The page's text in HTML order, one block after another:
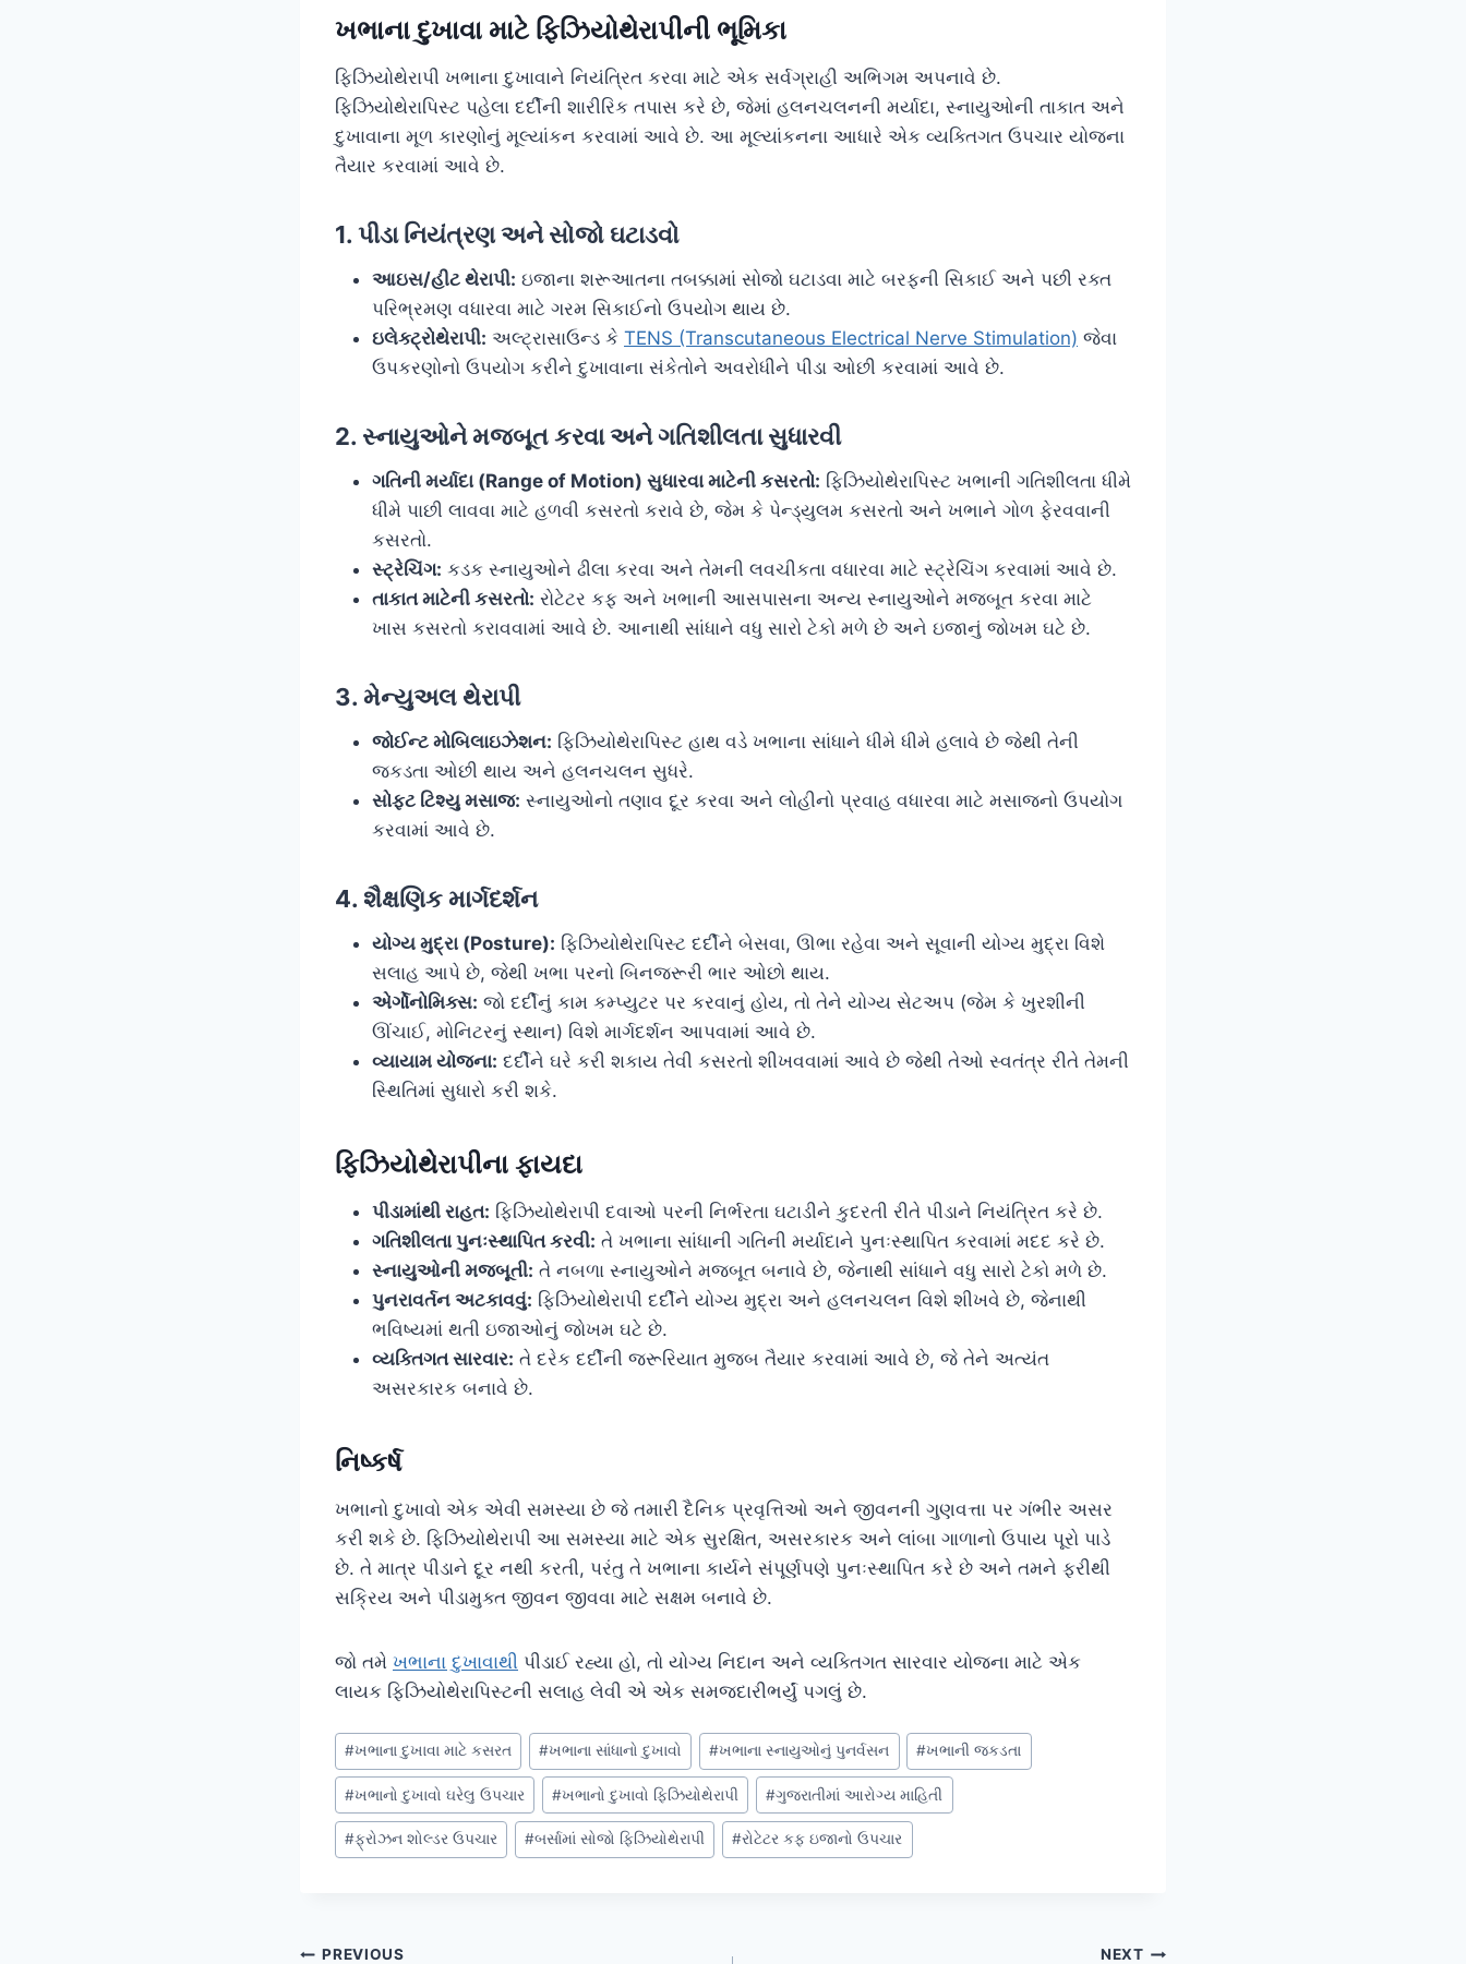
ખભાના દુખાવા માટે ફિઝિયોથેરાપીની ભૂમિકા
ફિઝિયોથેરાપી ખભાના દુખાવાને નિયંત્રિત કરવા માટે એક સર્વગ્રાહી અભિગમ અપનાવે છે.
ફિઝિયોથેરાપિસ્ટ પહેલા દર્દીની શારીરિક તપાસ કરે છે, જેમાં હલનચલનની મર્યાદા, સ્નાયુઓની તાકાત અને
દુખાવાના મૂળ કારણોનું મૂલ્યાંકન કરવામાં આવે છે. આ મૂલ્યાંકનના આધારે એક વ્યક્તિગત ઉપચાર યોજના
તૈયાર કરવામાં આવે છે.
1. પીડા નિયંત્રણ અને સોજો ઘટાડવો
આઇસ/હીટ થેરાપી: ઇજાના શરૂઆતના તબક્કામાં સોજો ઘટાડવા માટે બરફની સિકાઈ અને પછી રક્ત
પરિભ્રમણ વધારવા માટે ગરમ સિકાઈનો ઉપયોગ થાય છે.
ઇલેક્ટ્રોથેરાપી: અલ્ટ્રાસાઉન્ડ કે TENS (Transcutaneous Electrical Nerve Stimulation) જેવા
ઉપકરણોનો ઉપયોગ કરીને દુખાવાના સંકેતોને અવરોધીને પીડા ઓછી કરવામાં આવે છે.
2. સ્નાયુઓને મજબૂત કરવા અને ગતિશીલતા સુધારવી
ગતિની મર્યાદા (Range of Motion) સુધારવા માટેની કસરતો: ફિઝિયોથેરાપિસ્ટ ખભાની ગતિશીલતા ધીમે
ધીમે પાછી લાવવા માટે હળવી કસરતો કરાવે છે, જેમ કે પેન્ડ્યુલમ કસરતો અને ખભાને ગોળ ફેરવવાની
કસરતો.
સ્ટ્રેચિંગ: કડક સ્નાયુઓને ઢીલા કરવા અને તેમની લવચીકતા વધારવા માટે સ્ટ્રેચિંગ કરવામાં આવે છે.
તાકાત માટેની કસરતો: રોટેટર કફ અને ખભાની આસપાસના અન્ય સ્નાયુઓને મજબૂત કરવા માટે
ખાસ કસરતો કરાવવામાં આવે છે. આનાથી સાંધાને વધુ સારો ટેકો મળે છે અને ઇજાનું જોખમ ઘટે છે.
3. મેન્યુઅલ થેરાપી
જોઈન્ટ મોબિલાઇઝેશન: ફિઝિયોથેરાપિસ્ટ હાથ વડે ખભાના સાંધાને ધીમે ધીમે હલાવે છે જેથી તેની
જકડતા ઓછી થાય અને હલનચલન સુધરે.
સોફ્ટ ટિશ્યુ મસાજ: સ્નાયુઓનો તણાવ દૂર કરવા અને લોહીનો પ્રવાહ વધારવા માટે મસાજનો ઉપયોગ
કરવામાં આવે છે.
4. શૈક્ષણિક માર્ગદર્શન
યોગ્ય મુદ્રા (Posture): ફિઝિયોથેરાપિસ્ટ દર્દીને બેસવા, ઊભા રહેવા અને સૂવાની યોગ્ય મુદ્રા વિશે
સલાહ આપે છે, જેથી ખભા પરનો બિનજરૂરી ભાર ઓછો થાય.
એર્ગોનોમિક્સ: જો દર્દીનું કામ કમ્પ્યુટર પર કરવાનું હોય, તો તેને યોગ્ય સેટઅપ (જેમ કે ખુરશીની
ઊંચાઈ, મોનિટરનું સ્થાન) વિશે માર્ગદર્શન આપવામાં આવે છે.
વ્યાયામ યોજના: દર્દીને ઘરે કરી શકાય તેવી કસરતો શીખવવામાં આવે છે જેથી તેઓ સ્વતંત્ર રીતે તેમની
સ્થિતિમાં સુધારો કરી શકે.
ફિઝિયોથેરાપીના ફાયદા
પીડામાંથી રાહત: ફિઝિયોથેરાપી દવાઓ પરની નિર્ભરતા ઘટાડીને કુદરતી રીતે પીડાને નિયંત્રિત કરે છે.
ગતિશીલતા પુનઃસ્થાપિત કરવી: તે ખભાના સાંધાની ગતિની મર્યાદાને પુનઃસ્થાપિત કરવામાં મદદ કરે છે.
સ્નાયુઓની મજબૂતી: તે નબળા સ્નાયુઓને મજબૂત બનાવે છે, જેનાથી સાંધાને વધુ સારો ટેકો મળે છે.
પુનરાવર્તન અટકાવવું: ફિઝિયોથેરાપી દર્દીને યોગ્ય મુદ્રા અને હલનચલન વિશે શીખવે છે, જેનાથી
ભવિષ્યમાં થતી ઇજાઓનું જોખમ ઘટે છે.
વ્યક્તિગત સારવાર: તે દરેક દર્દીની જરૂરિયાત મુજબ તૈયાર કરવામાં આવે છે, જે તેને અત્યંત
અસરકારક બનાવે છે.
નિષ્કર્ષ
ખભાનો દુખાવો એક એવી સમસ્યા છે જે તમારી દૈનિક પ્રવૃત્તિઓ અને જીવનની ગુણવત્તા પર ગંભીર અસર
કરી શકે છે. ફિઝિયોથેરાપી આ સમસ્યા માટે એક સુરક્ષિત, અસરકારક અને લાંબા ગાળાનો ઉપાય પૂરો પાડે
છે. તે માત્ર પીડાને દૂર નથી કરતી, પરંતુ તે ખભાના કાર્યને સંપૂર્ણપણે પુનઃસ્થાપિત કરે છે અને તમને ફરીથી
સક્રિય અને પીડામુક્ત જીવન જીવવા માટે સક્ષમ બનાવે છે.
જો તમે ખભાના દુખાવાથી પીડાઈ રહ્યા હો, તો યોગ્ય નિદાન અને વ્યક્તિગત સારવાર યોજના માટે એક
લાયક ફિઝિયોથેરાપિસ્ટની સલાહ લેવી એ એક સમજદારીભર્યું પગલું છે.
Post
Tags:
#ખભાના દુખાવા માટે કસરત #ખભાના સાંધાનો દુખાવો #ખભાના સ્નાયુઓનું પુનર્વસન #ખભાની જકડતા
#ખભાનો દુખાવો ઘરેલુ ઉપચાર #ખભાનો દુખાવો ફિઝિયોથેરાપી #ગુજરાતીમાં આરોગ્ય માહિતી
#ફ્રોઝન શોલ્ડર ઉપચાર #બર્સામાં સોજો ફિઝિયોથેરાપી #રોટેટર કફ ઇજાનો ઉપચાર
PREVIOUS NEXT